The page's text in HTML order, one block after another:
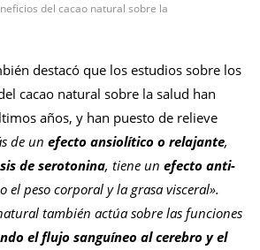
del cacao natural sobre la
destacó que los estudios sobre los
cacao natural sobre la salud han
años, y han puesto de relieve
de un efecto ansiolítico o relajante,
de serotonina, tiene un efecto anti-
el peso corporal y la grasa visceral».
también actúa sobre las funciones
el flujo sanguíneo al cerebro y el